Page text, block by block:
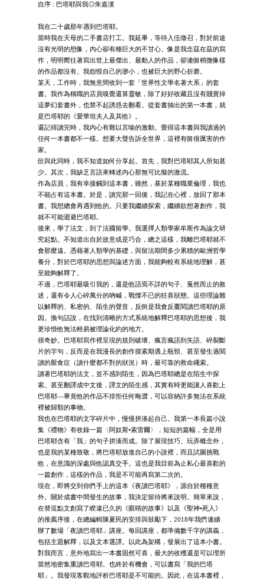
自序 : 巴塔耶與我◎朱嘉漢
我在二十歲那年遇到巴塔耶。
當時我在天母的二手書店打工。我延畢，等待入伍徵召，對於前途
沒有光明的想像，內心卻有種巨大的不甘心。像是我念茲在茲的寫
作，明明嚮往著寫出世上最傑出、最動人的作品，卻連個稍微像樣
的作品都沒有。我怨恨自己的渺小，也被巨大的野心折磨。
某天，工作時，我無意間收到一套「世界性文學名著大系」的套
書。我作為稱職的店員嗅覺還算靈敏，除了好好收藏且沒有賤賣掉
這夢幻套書外，也禁不起誘惑去翻看。從套書抽出的第一本書，就
是巴塔耶的《愛華坦夫人及其他》。
還記得讀完時，我內心有難以言喻的激動。覺得這本書與我讀過的
任何一本書都不一樣。想要大聲告訴全世界，這裡有個很厲害的作
家。
但與此同時，我不知道如何分享起。首先，我對巴塔耶其人所知甚
少。其次，我缺乏言語來轉述內心那無可比擬的激流。
作為店員，我有幸接觸到這本書，雖然，基於某種職業倫理，我也
不能占有這本書。於是，讀完那一回後，我記在心裡，放回了那本
書。我想總會再遇到他的。只要我繼續探索，繼續欲想著創作，我
就不可能迴避巴塔耶。
後來，學了法文，到了法國留學。我選擇人類學家牟斯作為論文研
究起點。不知道出自於故意或是巧合，總之這樣，我離巴塔耶就不
會那麼遠。憑藉著人類學的基礎，與留法期間多少累積的歐洲哲學
養分，對於巴塔耶的思想與論述方面，我能夠較有系統地理解，甚
至能夠解釋了。
不過，巴塔耶最吸引我的，還是他語焉不詳的句子、戛然而止的敘
述，還有令人心碎萬分的吶喊，戰慄不已的狂喜狀態。這些理論難
以解釋的、私密的、陌生的聲音，反倒是我會反覆閱讀巴塔耶的原
因。換句話說，在找到清晰的方式系統地解釋巴塔耶的思想後，我
更珍惜他無法輕易被理論化約的地方。
很奇妙。巴塔耶寫作裡呈現的規則破壞、瘋言瘋語到失語、碎裂斷
片的字句，反而是在我漫長的創作摸索期遇上瓶頸、甚至發生過閱
讀的厭食症（讀什麼都不對的狀況）時，最可靠的救命繩索。
讀著巴塔耶的法文，並不感到陌生，因為巴塔耶總是在陌生中探
索。甚至翻譯成中文後，譯文的陌生感，其實有時更能讓人喜歡上
巴塔耶—畢竟他的作品不排拒任何晦澀，可以容納許多無法在系統
裡被歸類的事物。
我也在巴塔耶的文字碎片中，慢慢拼湊起自己。我第一本長篇小說
集《禮物》有收錄一篇〈阿奴斯•索雷爾〉，短短的篇幅，全是用
巴塔耶含有「我」的句子拼湊而成。除了展現技巧、玩弄概念外，
也是我的某種致敬，將巴塔耶放進自己的小說裡，而且試圖挑戰
他，在意識的深處與他認真交手。這也是我目前為止私心最喜歡的
一篇創作，這樣的作品，我是不可能再寫第二次的。
現在，即將交到你們手上的這本《夜讀巴塔耶》，源自於種種意
外。關於成書中間發生的故事，我決定留待將來說明。簡單來說，
在替逗點文創寫了睽違已久的《眼睛的故事》以及《聖神•死人》
的推薦序後，在總編輯陳夏民的安排與鼓勵下，2018年我們連續
辦了數場「夜讀巴塔耶」講座。每回講座，都準備數千字的講義，
包括主題解釋，以及文本選譯。以此為架構，發展出了這本小書。
對我而言，意外地寫出一本書固然可喜，最大的收穫還是可以理所
當然地密集重讀巴塔耶。也終於有機會，可以書寫「我的巴塔
耶」。我發現客觀地評析巴塔耶是不可能的。因此，在這本書裡，